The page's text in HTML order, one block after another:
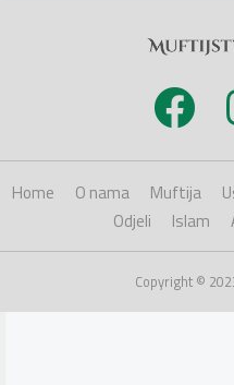
Home O nama Muftija
Odjeli
Islam
Copyright ©